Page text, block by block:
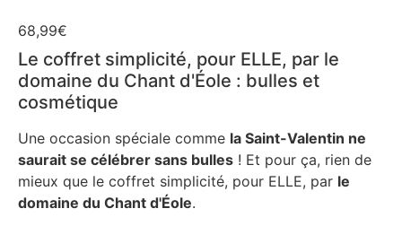
68,99€
Le coffret simplicité, pour ELLE, par le
domaine du Chant d'Éole : bulles et
cosmétique
Une occasion spéciale comme la Saint-Valentin ne
saurait se célébrer sans bulles ! Et pour ça, rien de
mieux que le coffret simplicité, pour ELLE, par le
domaine du Chant d'Éole.